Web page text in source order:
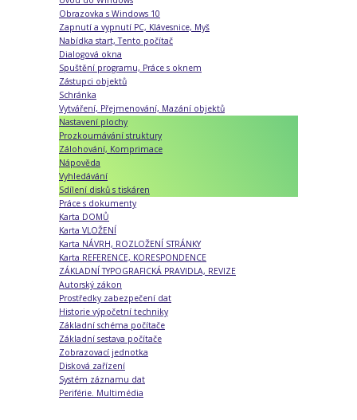
Obrazovka s Windows 10
Zapnutí a vypnutí PC, Klávesnice, Myš
Nabídka start, Tento počítač
Dialogová okna
Spuštění programu, Práce s oknem
Zástupci objektů
Schránka
Vytváření, Přejmenování, Mazání objektů
Nastavení plochy
Prozkoumávání struktury
Zálohování, Komprimace
Nápověda
Vyhledávání
Sdílení disků s tiskáren
Práce s dokumenty
Karta DOMŮ
Karta VLOŽENÍ
Karta NÁVRH, ROZLOŽENÍ STRÁNKY
Karta REFERENCE, KORESPONDENCE
ZÁKLADNÍ TYPOGRAFICKÁ PRAVIDLA, REVIZE
Autorský zákon
Prostředky zabezpečení dat
Historie výpočetní techniky
Základní schéma počítače
Základní sestava počítače
Zobrazovací jednotka
Disková zařízení
Systém záznamu dat
Periférie. Multimédia